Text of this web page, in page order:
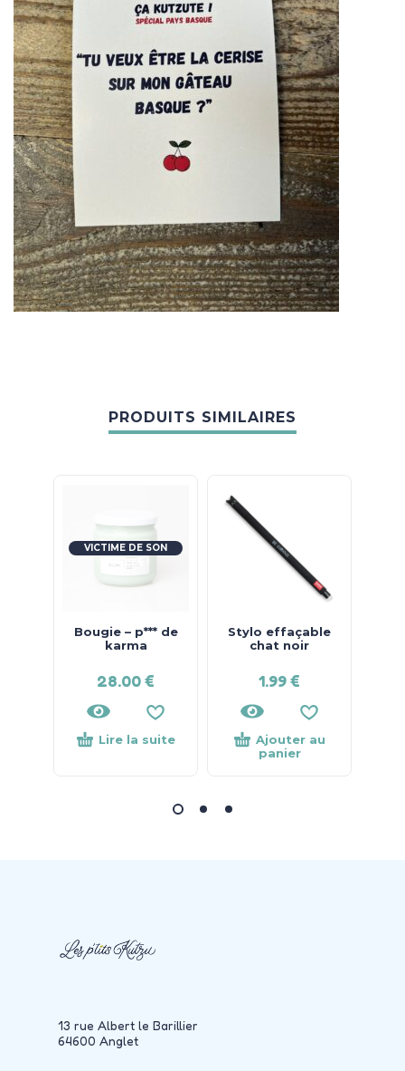
PRODUITS SIMILAIRES
VICTIME DE SON
SUCCÈS !
Bougie – p*** de
karma
28.00€
Lire la suite
Stylo effaçable
chat noir
1.99€
Ajouter au
panier
13 rue Albert le Barillier
64600 Anglet